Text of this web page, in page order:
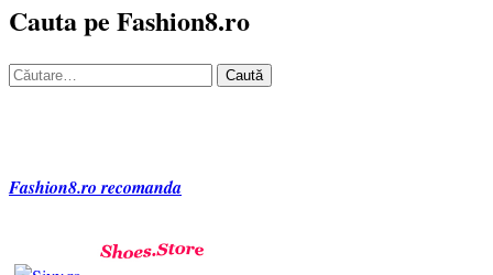
Cauta pe Fashion8.ro
Caută
Fashion8.ro recomanda